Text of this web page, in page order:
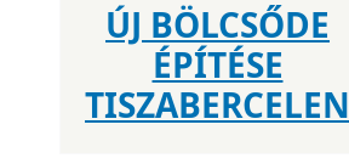
ÚJ BÖLCSŐDE
ÉPÍTÉSE
TISZABERCELEN